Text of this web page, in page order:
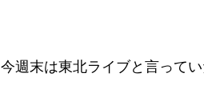
週末は東北ライブと言って